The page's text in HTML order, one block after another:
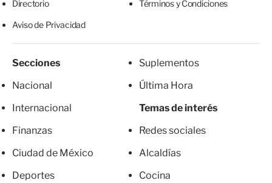
Directorio Términos y Condiciones
Aviso de Privacidad
Secciones
Nacional
Internacional
Finanzas
Ciudad de México
Deportes
Suplementos
Última Hora
Temas de interés
Redes sociales
Alcaldías
Cocina